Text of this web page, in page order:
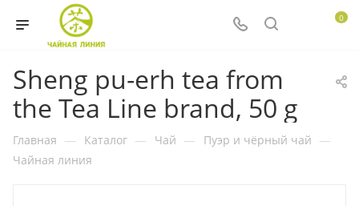
0
Sheng pu-erh tea from
the Tea Line brand, 50 g
Главная — Каталог — Чай — Пуэр и чёрный чай —
Чайная линия